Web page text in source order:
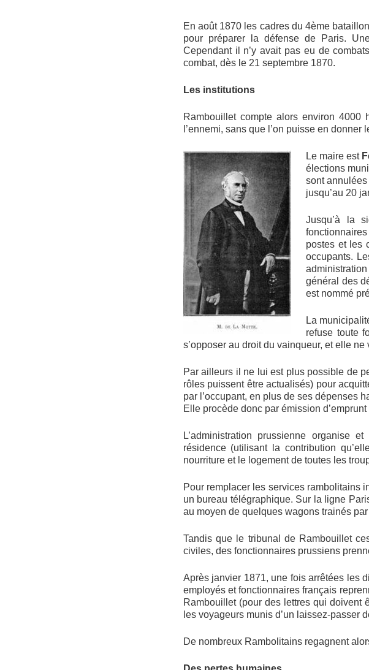
En août 1870 les cadres du 4ème
pour préparer la défense de Paris.
Cependant il n’y avait pas eu de
combat, dès le 21 septembre 1870.
Les institutions
Rambouillet compte alors environ 4000
l’ennemi, sans que l’on puisse en donner
Le maire est
élections
sont
jusqu’au 20
Jusqu’à la
postes et les
occupants.
général des
est nommé
La
refuse toute
s’opposer au droit du vainqueur, et elle
Par ailleurs il ne lui est plus possible de
rôles puissent être actualisés) pour
par l’occupant, en plus de ses dépenses
Elle procède donc par émission
L’administration prussienne organise
résidence (utilisant la contribution
nourriture et le logement de toutes les
Pour remplacer les services rambolitains
un bureau télégraphique. Sur la ligne
au moyen de quelques wagons trainés
Tandis que le tribunal de Rambouillet
civiles, des fonctionnaires prussiens
Après janvier 1871, une fois arrêtées les
employés et fonctionnaires français
Rambouillet (pour des lettres qui doivent
les voyageurs munis d’un laissez-passer
De nombreux Rambolitains regagnent